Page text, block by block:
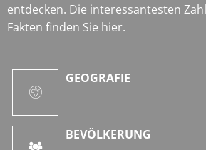
entdecken. Die interessantesten
Fakten finden Sie hier.
GEOGRAFIE
BEVÖLKERUNG